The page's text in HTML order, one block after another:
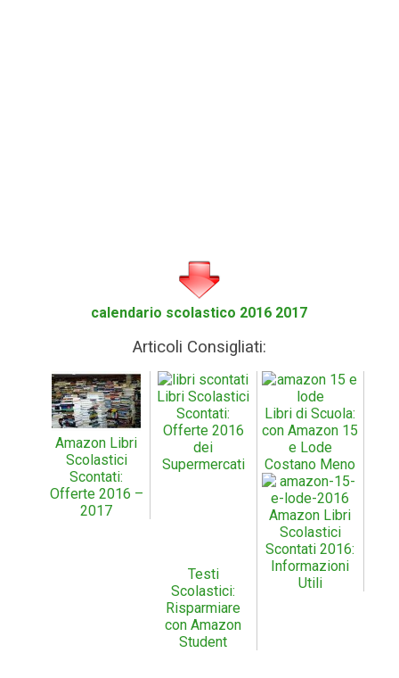
calendario scolastico 2016 2017
Articoli Consigliati:
Amazon Libri
Scolastici
Scontati:
Offerte 2016 –
2017
Libri Scolastici
Scontati:
Offerte 2016
dei
Supermercati
Libri di Scuola:
con Amazon 15
e Lode
Costano Meno
Testi
Scolastici:
Risparmiare
con Amazon
Student
Amazon Libri
Scolastici
Scontati 2016:
Informazioni
Utili